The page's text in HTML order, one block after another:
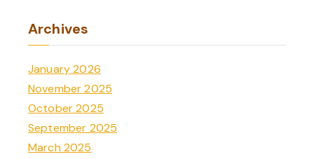
Archives
January 2026
November 2025
October 2025
September 2025
March 2025